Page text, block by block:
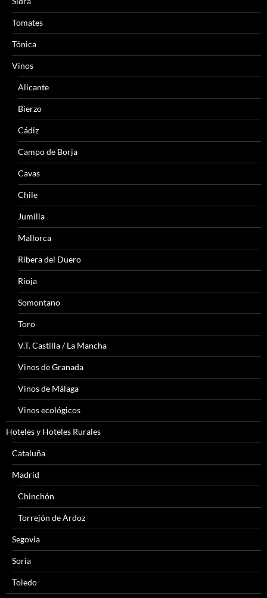
Tomates
Tónica
Vinos
Alicante
Bierzo
Cádiz
Campo de Borja
Cavas
Chile
Jumilla
Mallorca
Ribera del Duero
Rioja
Somontano
Toro
V.T. Castilla / La Mancha
Vinos de Granada
Vinos de Málaga
Vinos ecológicos
Hoteles y Hoteles Rurales
Cataluña
Madrid
Chinchón
Torrejón de Ardoz
Segovia
Soria
Toledo